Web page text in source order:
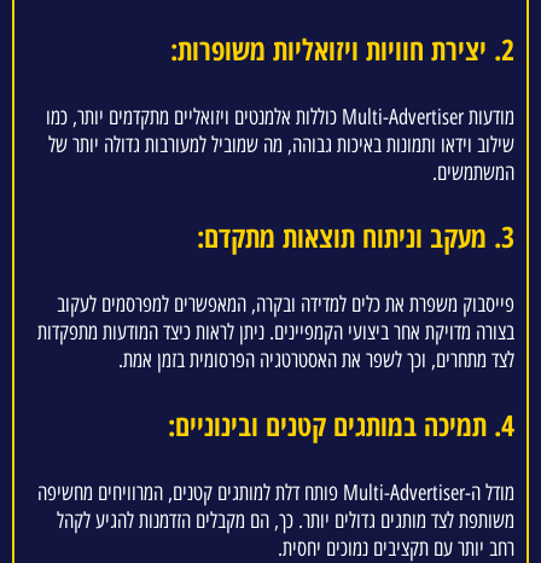
2. יצירת חוויות ויזואליות משופרות:
מודעות Multi-Advertiser כוללות אלמנטים ויזואליים מתקדמים יותר, כמו
שילוב וידאו ותמונות באיכות גבוהה, מה שמוביל למעורבות גדולה יותר של
המשתמשים.
3. מעקב וניתוח תוצאות מתקדם:
פייסבוק משפרת את כלים למדידה ובקרה, המאפשרים למפרסמים לעקוב
בצורה מדויקת אחר ביצועי הקמפיינים. ניתן לראות כיצד המודעות מתפקדות
לצד מתחרים, וכך לשפר את האסטרטגיה הפרסומית בזמן אמת.
4. תמיכה במותגים קטנים ובינוניים:
מודל ה-Multi-Advertiser פותח דלת למותגים קטנים, המרוויחים מחשיפה
משותפת לצד מותגים גדולים יותר. כך, הם מקבלים הזדמנות להגיע לקהל
רחב יותר עם תקציבים נמוכים יחסית.